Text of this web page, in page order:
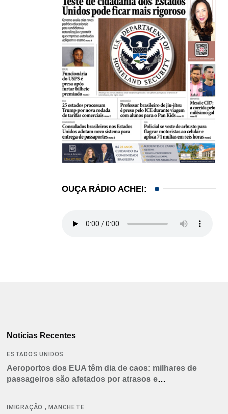
OUÇA RÁDIO ACHEI:
Notícias Recentes
ESTADOS UNIDOS
Aeroportos dos EUA têm dia de caos: milhares de
passageiros são afetados por atrasos e
IMIGRAÇÃO ,MANCHETE